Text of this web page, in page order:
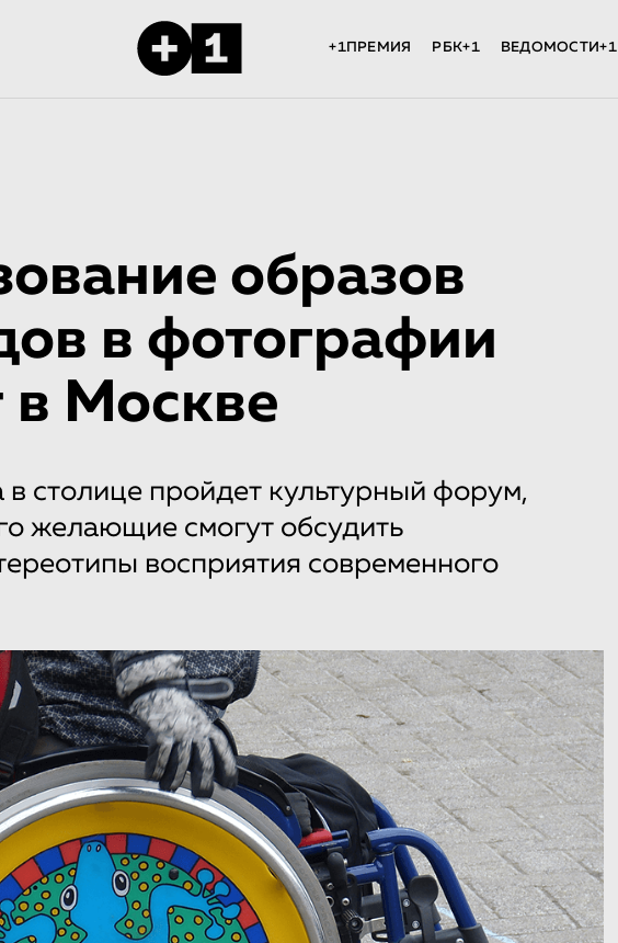
+1ПРЕМИЯ РБК+1 ВЕДОМОСТИ+1
образов
в фотографии
в Москве
столице пройдет культурный форум,
желающие смогут обсудить
восприятия современного